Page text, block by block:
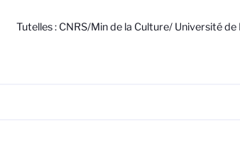
Tutelles : CNRS/Min de la Culture/ Université